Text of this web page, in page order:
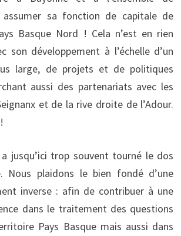
assumer sa fonction de capitale de
Basque Nord ! Cela n’est en rien
son développement à l’échelle d’un
large, de projets et de politiques
aussi des partenariats avec les
et de la rive droite de l’Adour.
a jusqu’ici trop souvent tourné le dos
Nous plaidons le bien fondé d’une
inverse : afin de contribuer à une
dans le traitement des questions
Pays Basque mais aussi dans